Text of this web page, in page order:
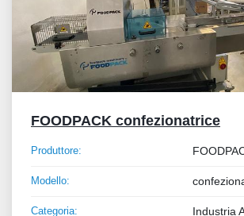
FOODPACK confezionatrice
Produttore:
Modello:
Categoria: Industria